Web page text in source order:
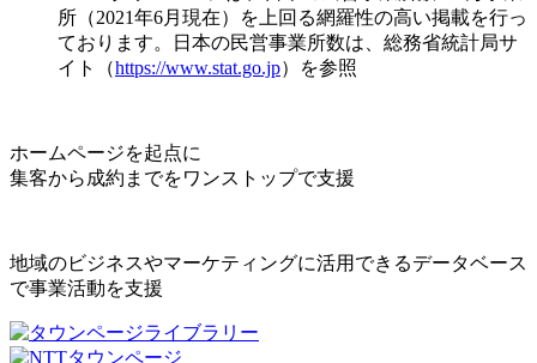
所（2021年6月現在）を上回る網羅性の高い掲載を行っ
ております。日本の民営事業所数は、総務省統計局サ
イト（https://www.stat.go.jp）を参照
ホームページを起点に
集客から成約までをワンストップで支援
地域のビジネスやマーケティングに活用できるデータベース
で事業活動を支援